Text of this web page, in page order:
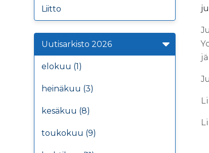
Liitto
Uutisarkisto 2026
elokuu (1)
heinäkuu (3)
kesäkuu (8)
toukokuu (9)